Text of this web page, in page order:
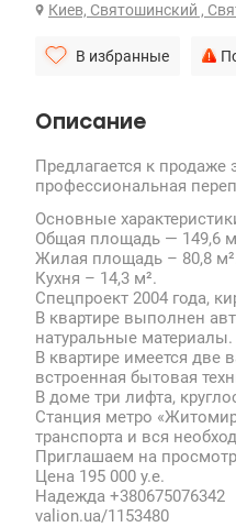
Киев, Святошинский ,
В избранные
Описание
Предлагается к
профессиональная
Основные
Общая площадь — 149,6
Жилая площадь – 80,8
Кухня – 14,3 м².
Спецпроект 2004 года,
В квартире выполнен
натуральные материалы.
В квартире имеется
встроенная бытовая
В доме три лифта,
Станция метро
транспорта и вся
Приглашаем на
Цена 195 000 у.е.
Надежда +380675076342
valion.ua/1153480